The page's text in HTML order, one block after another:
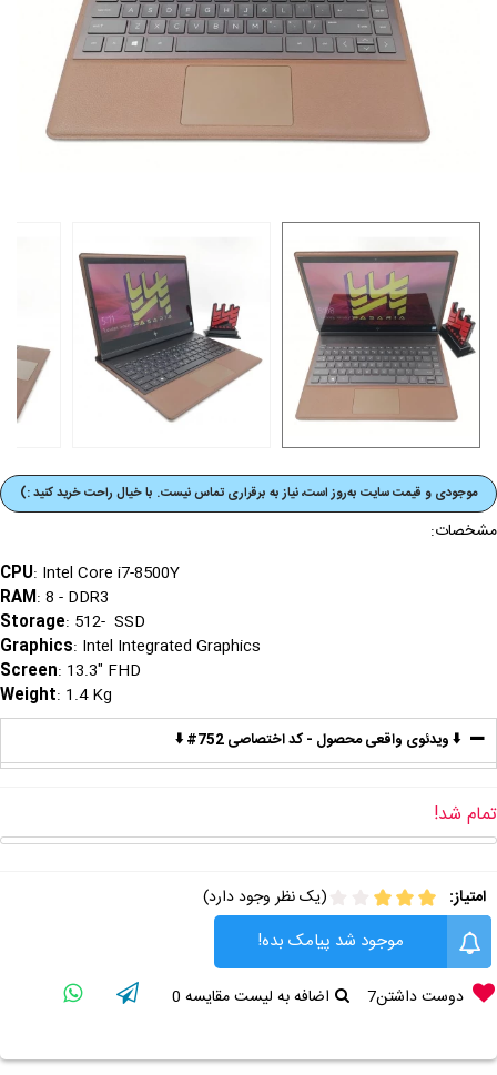
موجودی و قیمت‌ سایت به‌روز است، نیاز به برقراری تماس نیست. با خیال راحت خرید کنید :)
مشخصات:
CPU: Intel Core i7-8500Y
RAM: 8 - DDR3
Storage: 512- SSD
Graphics: Intel Integrated Graphics
Screen: 13.3" FHD
Weight: 1.4 Kg
⬇️ ویدئوی واقعی محصول - کد اختصاصی 752# ⬇️
تمام شد!
امتیاز: (یک نظر وجود دارد)
موجود شد پیامک بده!
دوست داشتن7 اضافه به لیست مقایسه 0